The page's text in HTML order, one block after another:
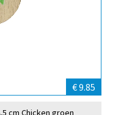
€ 9.85
cm Chicken groen